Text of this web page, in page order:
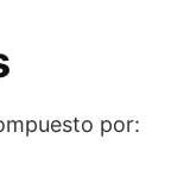
por: